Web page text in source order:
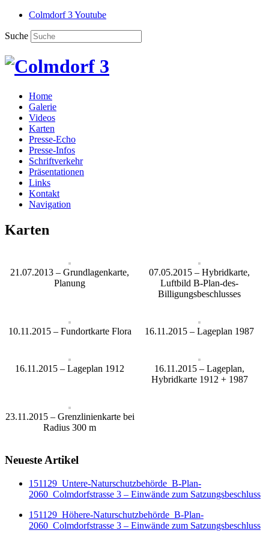
Colmdorf 3 Youtube
Suche
Home
Galerie
Videos
Karten
Presse-Echo
Presse-Infos
Schriftverkehr
Präsentationen
Links
Kontakt
Navigation
Karten
21.07.2013 – Grundlagenkarte,
Planung
07.05.2015 – Hybridkarte,
Luftbild B-Plan-des-
Billigungsbeschlusses
10.11.2015 – Fundortkarte Flora 16.11.2015 – Lageplan 1987
16.11.2015 – Lageplan 1912
16.11.2015 – Lageplan,
Hybridkarte 1912 + 1987
23.11.2015 – Grenzlinienkarte bei
Radius 300 m
Neueste Artikel
151129_Untere-Naturschutzbehörde_B-Plan-
2060_Colmdorfstrasse 3 – Einwände zum Satzungsbeschluss
151129_Höhere-Naturschutzbehörde_B-Plan-
2060_Colmdorfstrasse 3 – Einwände zum Satzungsbeschluss